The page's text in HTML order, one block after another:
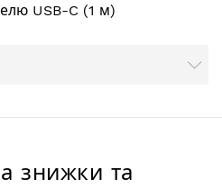
USB-C (1 м)
знижки та